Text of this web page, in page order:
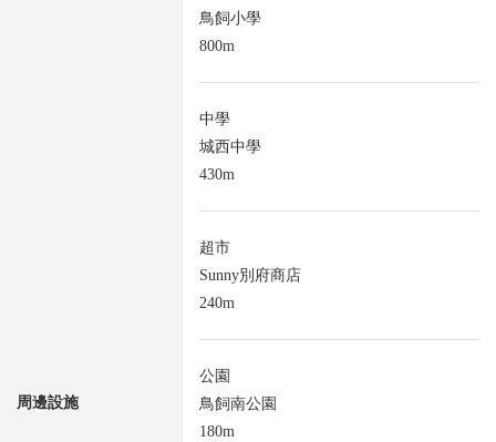
周邊設施
鳥飼小學
800m
中學
城西中學
430m
超市
Sunny別府商店
240m
公園
鳥飼南公園
180m